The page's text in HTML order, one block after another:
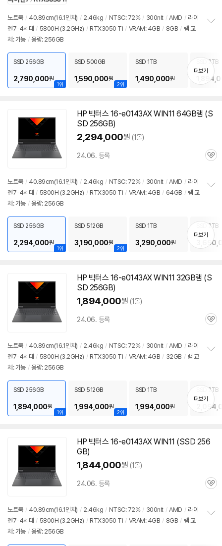
뷰
노트북 / 40.89cm(16.1인치) / 2.46kg / NTSC: 72% / 300nit / AMD / 라이
젠7-4세대 / 5800H (3.2GHz) / RTX3050 Ti / VRAM: 4GB / 8GB / 램 교
체: 가능 / 용량: 256GB
치
기
1위
SSD 256GB
2,790,000원
2위
SSD 500GB
1,590,000원
SSD 1TB
1,490,000원
SSD 2TB
더보기
HP 빅터스 16-e0143AX WIN11 64GB램 (S
SD 256GB)
2,294,000원 (1몰)
24.06. 등록
관
노트북 / 40.89cm(16.1인치) / 2.46kg / NTSC: 72% / 300nit / AMD / 라이
젠7-4세대 / 5800H (3.2GHz) / RTX3050 Ti / VRAM: 4GB / 64GB / 램 교
체: 가능 / 용량: 256GB
치
기
1위
SSD 256GB
2,294,000원
2위
SSD 512GB
3,190,000원
SSD 1TB
3,290,000원
SSD 2TB
더보기
HP 빅터스 16-e0143AX WIN11 32GB램 (S
SD 256GB)
1,894,000원 (1몰)
24.06. 등록
관
노트북 / 40.89cm(16.1인치) / 2.46kg / NTSC: 72% / 300nit / AMD / 라이
젠7-4세대 / 5800H (3.2GHz) / RTX3050 Ti / VRAM: 4GB / 32GB / 램 교
체: 가능 / 용량: 256GB
치
기
1위
SSD 256GB
1,894,000원
2위
SSD 512GB
1,994,000원
SSD 1TB
1,994,000원
SSD 2TB
더보기
HP 빅터스 16-e0143AX WIN11 (SSD 256
GB)
1,844,000원 (1몰)
24.06. 등록
관
노트북 / 40.89cm(16.1인치) / 2.46kg / NTSC: 72% / 300nit / AMD / 라이
젠7-4세대 / 5800H (3.2GHz) / RTX3050 Ti / VRAM: 4GB / 8GB / 램 교
체: 가능 / 용량: 256GB